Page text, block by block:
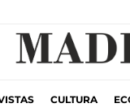
CULTURA